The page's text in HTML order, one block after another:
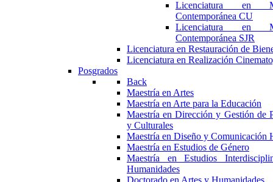
Licenciatura en
Contemporánea CU
Licenciatura en
Contemporánea SJR
Licenciatura en Restauración de
Licenciatura en Realización
Posgrados
Back
Maestría en Artes
Maestría en Arte para la Educación
Maestría en Dirección y Gestión de
y Culturales
Maestría en Diseño y Comunicación
Maestría en Estudios de Género
Maestría en Estudios
Humanidades
Doctorado en Artes y Humanidades